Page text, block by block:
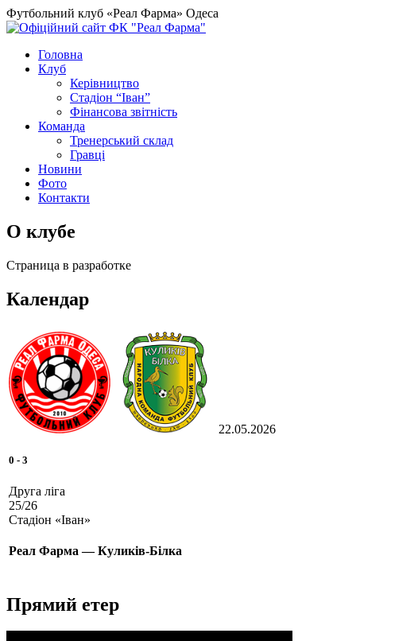
Футбольний клуб «Реал Фарма» Одеса
Головна
Клуб
Керівництво
Стадіон “Іван”
Фінансова звітність
Команда
Тренерський склад
Гравці
Новини
Фото
Контакти
О клубе
Страница в разработке
Календар
22.05.2026
0 - 3
Друга ліга
25/26
Стадіон «Іван»
Реал Фарма — Куликів-Білка
Прямий етер